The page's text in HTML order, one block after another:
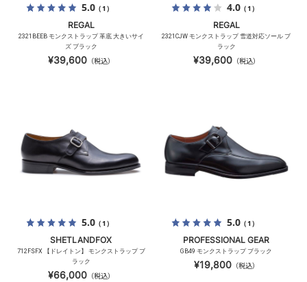
5.0（1）
REGAL
2321BEEB モンクストラップ 革底 大きいサイ
ズ ブラック
¥39,600（税込）
4.0（1）
REGAL
2321CJW モンクストラップ 雪道対応ソール ブ
ラック
¥39,600（税込）
5.0（1）
SHETLANDFOX
712FSFX 【ドレイトン】 モンクストラップ ブ
ラック
¥66,000（税込）
5.0（1）
PROFESSIONAL GEAR
GB49 モンクストラップ ブラック
¥19,800（税込）